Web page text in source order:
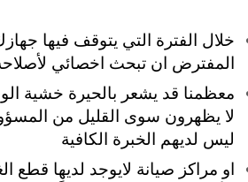
خلال الفترة التي يتوقف فيها
المفترض ان تبحث اخصائي
معظمنا قد يشعر بالحيرة خشية
لا يظهرون سوى القليل من
ليس لديهم الخبرة الكافية
او مراكز صيانة لايوجد لديها قطع